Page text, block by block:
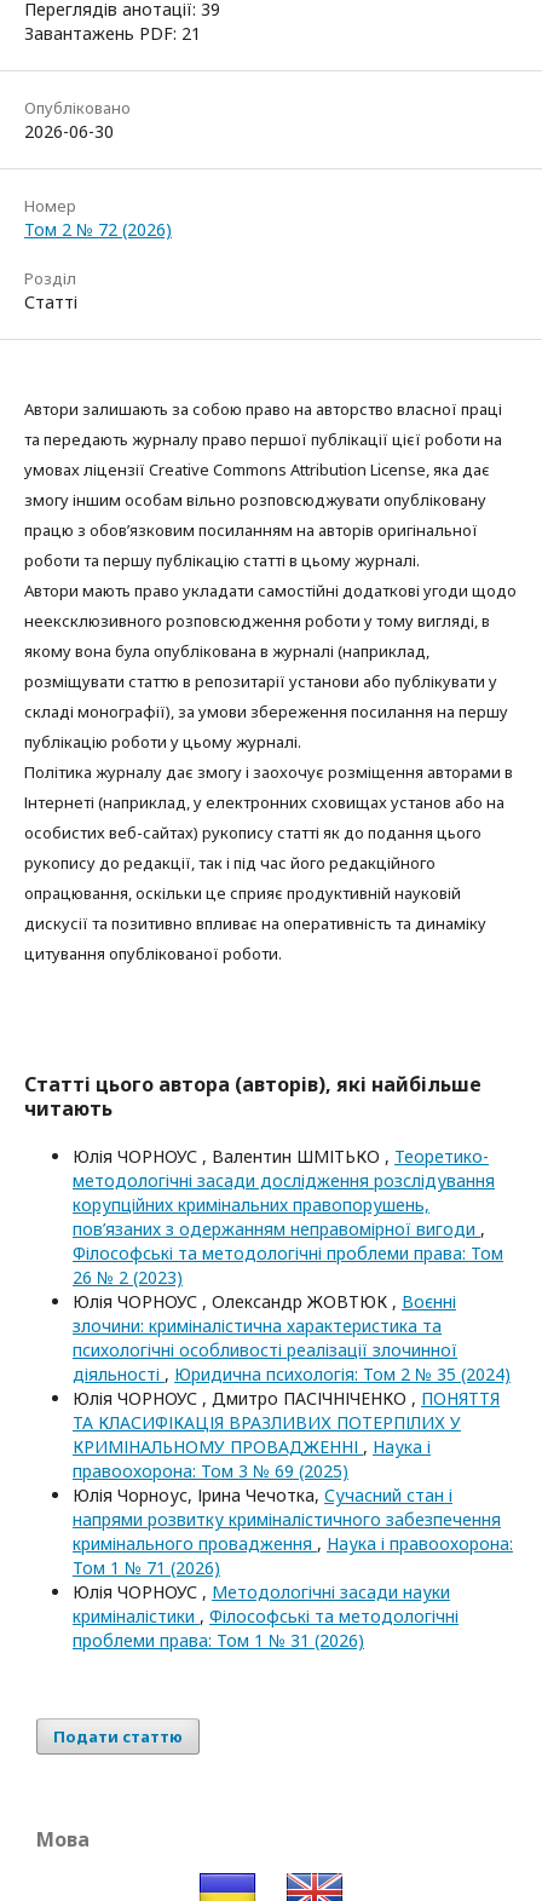
Переглядів анотації: 39
Завантажень PDF: 21
Опубліковано
2026-06-30
Номер
Том 2 № 72 (2026)
Розділ
Статті
Автори залишають за собою право на авторство власної праці
та передають журналу право першої публікації цієї роботи на
умовах ліцензії Creative Commons Attribution License, яка дає
змогу іншим особам вільно розповсюджувати опубліковану
працю з обов’язковим посиланням на авторів оригінальної
роботи та першу публікацію статті в цьому журналі.
Автори мають право укладати самостійні додаткові угоди щодо
неексклюзивного розповсюдження роботи у тому вигляді, в
якому вона була опублікована в журналі (наприклад,
розміщувати статтю в репозитарії установи або публікувати у
складі монографії), за умови збереження посилання на першу
публікацію роботи у цьому журналі.
Політика журналу дає змогу і заохочує розміщення авторами в
Інтернеті (наприклад, у електронних сховищах установ або на
особистих веб-сайтах) рукопису статті як до подання цього
рукопису до редакції, так і під час його редакційного
опрацювання, оскільки це сприяє продуктивній науковій
дискусії та позитивно впливає на оперативність та динаміку
цитування опублікованої роботи.
Статті цього автора (авторів), які найбільше
читають
Юлія ЧОРНОУС , Валентин ШМІТЬКО , Теоретико-
методологічні засади дослідження розслідування
корупційних кримінальних правопорушень,
пов’язаних з одержанням неправомірної вигоди ,
Філософські та методологічні проблеми права: Том
26 № 2 (2023)
Юлія ЧОРНОУС , Олександр ЖОВТЮК , Воєнні
злочини: криміналістична характеристика та
психологічні особливості реалізації злочинної
діяльності , Юридична психологія: Том 2 № 35 (2024)
Юлія ЧОРНОУС , Дмитро ПАСІЧНІЧЕНКО , ПОНЯТТЯ
ТА КЛАСИФІКАЦІЯ ВРАЗЛИВИХ ПОТЕРПІЛИХ У
КРИМІНАЛЬНОМУ ПРОВАДЖЕННІ , Наука і
правоохорона: Том 3 № 69 (2025)
Юлія Чорноус, Ірина Чечотка, Сучасний стан і
напрями розвитку криміналістичного забезпечення
кримінального провадження , Наука і правоохорона:
Том 1 № 71 (2026)
Юлія ЧОРНОУС , Методологічні засади науки
криміналістики , Філософські та методологічні
проблеми права: Том 1 № 31 (2026)
Подати статтю
Мова